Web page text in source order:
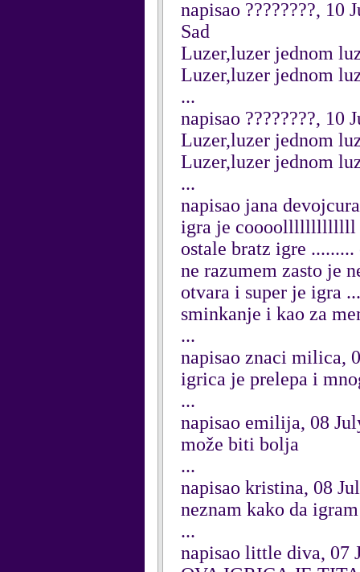
napisao ????????, 10
Sad
Luzer,luzer jednom
Luzer,luzer jednom
...
napisao ????????, 10
Luzer,luzer jednom
Luzer,luzer jednom
...
napisao jana
igra je coooolllllllllllll
ostale bratz igre
ne razumem zasto je
otvara i super je igra
sminkanje i kao za
...
napisao znaci milica,
igrica je prelepa i
...
napisao emilija, 08
može biti bolja
...
napisao kristina, 08
neznam kako da
...
napisao little diva, 07